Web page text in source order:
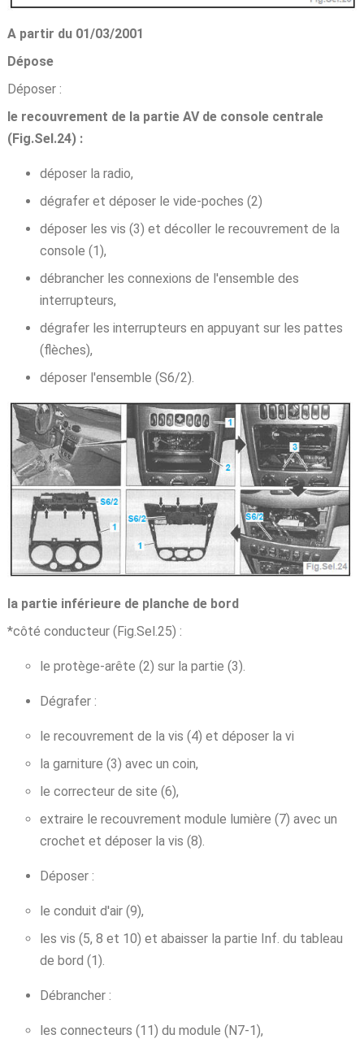
A partir du 01/03/2001
Dépose
Déposer :
le recouvrement de la partie AV de console centrale
(Fig.Sel.24) :
déposer la radio,
dégrafer et déposer le vide-poches (2)
déposer les vis (3) et décoller le recouvrement de la
console (1),
débrancher les connexions de l'ensemble des
interrupteurs,
dégrafer les interrupteurs en appuyant sur les pattes
(flèches),
déposer l'ensemble (S6/2).
la partie inférieure de planche de bord
*côté conducteur (Fig.Sel.25) :
le protège-arête (2) sur la partie (3).
Dégrafer :
le recouvrement de la vis (4) et déposer la vi
la garniture (3) avec un coin,
le correcteur de site (6),
extraire le recouvrement module lumière (7) avec un
crochet et déposer la vis (8).
Déposer :
le conduit d'air (9),
les vis (5, 8 et 10) et abaisser la partie Inf. du tableau
de bord (1).
Débrancher :
les connecteurs (11) du module (N7-1),